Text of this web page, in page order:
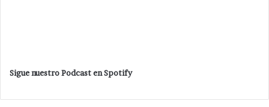
Sigue nuestro Podcast en Spotify